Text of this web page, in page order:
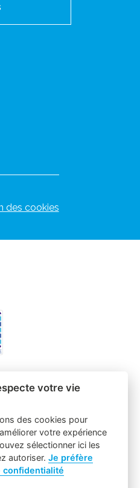
des cookies
votre vie
des cookies pour
votre expérience
sélectionner ici les
autoriser. Je préfère
confidentialité